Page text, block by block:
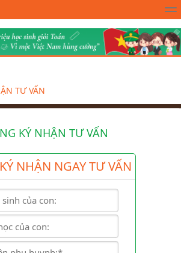
MATHX Học toán - Lớp 1
TƯ VẤN
KÝ NHẬN TƯ VẤN
NHẬN NGAY TƯ VẤN